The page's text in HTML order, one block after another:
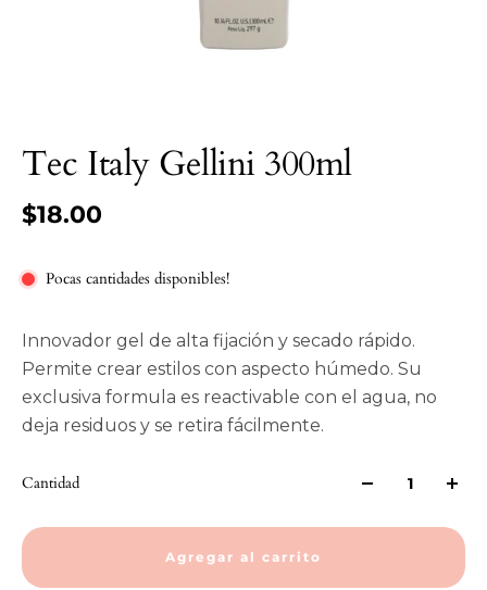
Tec Italy Gellini 300ml
$18.00
Pocas cantidades disponibles!
Innovador gel de alta fijación y secado rápido.
Permite crear estilos con aspecto húmedo. Su
exclusiva formula es reactivable con el agua, no
deja residuos y se retira fácilmente.
Cantidad
Agregar al carrito